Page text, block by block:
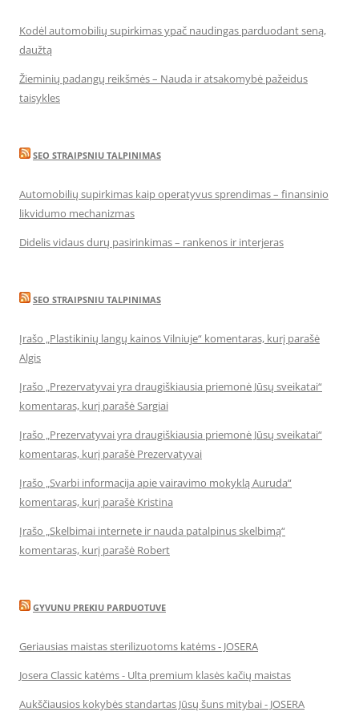
Kodėl automobilių supirkimas ypač naudingas parduodant seną,
daužtą
Žieminių padangų reikšmės – Nauda ir atsakomybė pažeidus
taisykles
SEO STRAIPSNIU TALPINIMAS
Automobilių supirkimas kaip operatyvus sprendimas – finansinio
likvidumo mechanizmas
Didelis vidaus durų pasirinkimas – rankenos ir interjeras
SEO STRAIPSNIU TALPINIMAS
Įrašo „Plastikinių langų kainos Vilniuje“ komentaras, kurį parašė
Algis
Įrašo „Prezervatyvai yra draugiškiausia priemonė Jūsų sveikatai“
komentaras, kurį parašė Sargiai
Įrašo „Prezervatyvai yra draugiškiausia priemonė Jūsų sveikatai“
komentaras, kurį parašė Prezervatyvai
Įrašo „Svarbi informacija apie vairavimo mokyklą Auruda“
komentaras, kurį parašė Kristina
Įrašo „Skelbimai internete ir nauda patalpinus skelbimą“
komentaras, kurį parašė Robert
GYVUNU PREKIU PARDUOTUVE
Geriausias maistas sterilizuotoms katėms - JOSERA
Josera Classic katėms - Ulta premium klasės kačių maistas
Aukščiausios kokybės standartas Jūsų šuns mitybai - JOSERA